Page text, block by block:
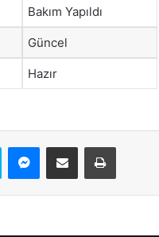
Bakım Yapıldı
Güncel
Hazır
Skype Messenger
E-Posta ile paylaş Yazdır